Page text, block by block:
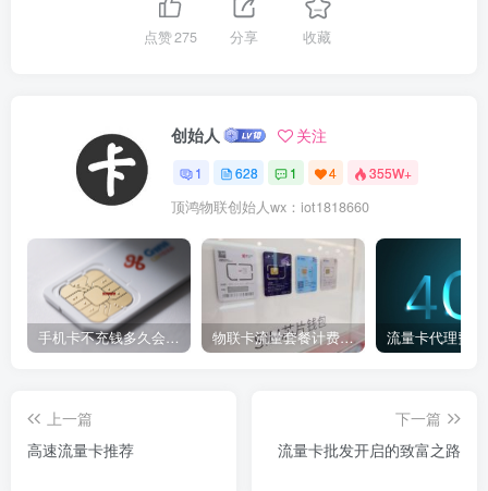
点赞275 分享 收藏
创始人 关注
1 628 1 4 355W+
顶鸿物联创始人wx：iot1818660
手机卡不充钱多久会被自动销户？ 物联卡流量套餐计费方式 流量卡代理费用
上一篇
高速流量卡推荐
下一篇
流量卡批发开启的致富之路